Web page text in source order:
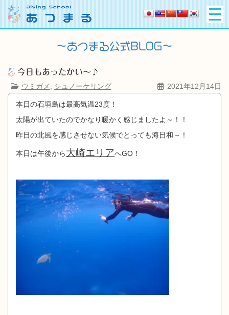
今日もあったかい～♪
ウミガメ
シュノーケリング 2021年12月14日
本日の石垣島は最高気温23度！
太陽が出ていたのでかなり暖かく感じましたよ～！！
昨日の北風を感じさせない気候でとっても海日和～！
本日は午後から大崎エリアへGO！